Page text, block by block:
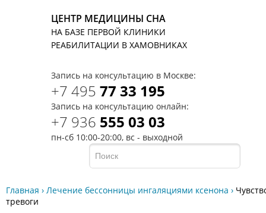
ЦЕНТР МЕДИЦИНЫ СНА
НА БАЗЕ ПЕРВОЙ КЛИНИКИ
РЕАБИЛИТАЦИИ В ХАМОВНИКАХ
Запись на консультацию в Москве:
+7 495 77 33 195
Запись на консультацию онлайн:
+7 936 555 03 03
пн-сб 10:00-20:00, вс - выходной
Главная › Лечение бессонницы ингаляциями ксенона ›
тревоги